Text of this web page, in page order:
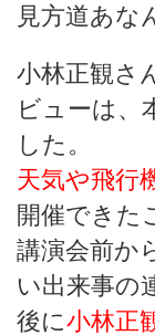
見方道あな
小林正観さ
ビューは、
した。
天気や飛行
開催できた
講演会前か
い出来事の
後に小林正